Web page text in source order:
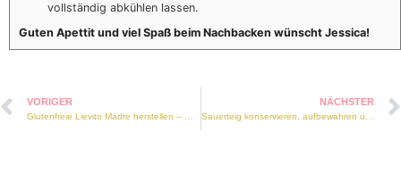
vollständig abkühlen lassen.
Guten Apettit und viel Spaß beim Nachbacken wünscht Jessica!
VORIGER NÄCHSTER